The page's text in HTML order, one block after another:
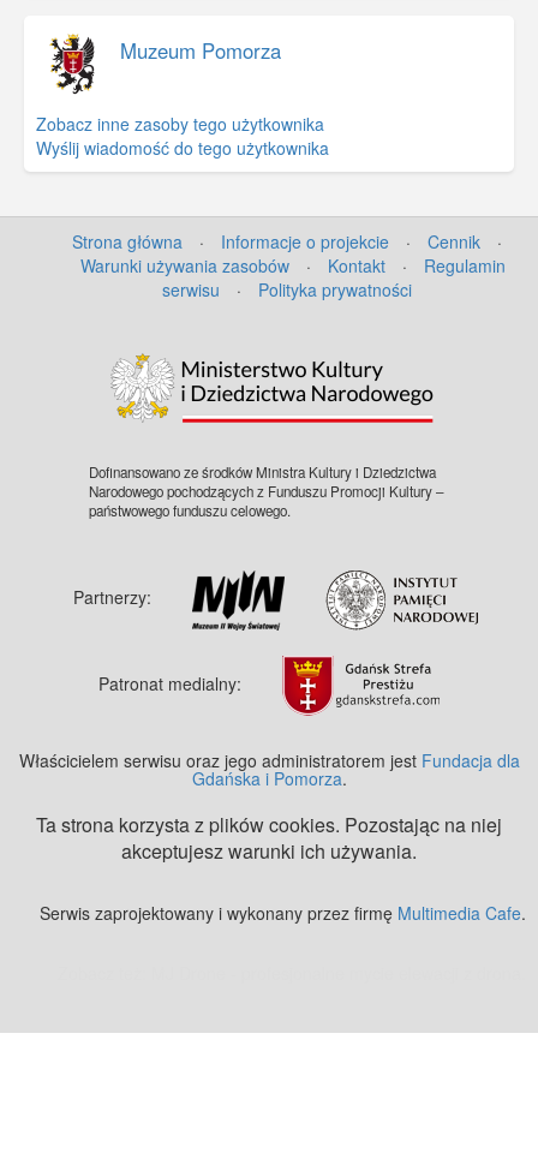
Muzeum Pomorza
Zobacz inne zasoby tego użytkownika
Wyślij wiadomość do tego użytkownika
Strona główna · Informacje o projekcie · Cennik
·
Warunki używania zasobów
· Kontakt ·
Regulamin
serwisu
· Polityka prywatności
Dofinansowano ze środków Ministra Kultury i Dziedzictwa
Narodowego pochodzących z Funduszu Promocji Kultury –
państwowego funduszu celowego.
Partnerzy:
Patronat medialny:
Właścicielem serwisu oraz jego administratorem jest Fundacja dla
Gdańska i Pomorza.
Ta strona korzysta z plików cookies. Pozostając na niej
akceptujesz warunki ich używania.
Serwis zaprojektowany i wykonany przez firmę Multimedia Cafe.